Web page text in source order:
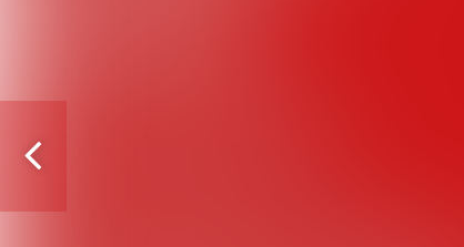
Vorige
pagina